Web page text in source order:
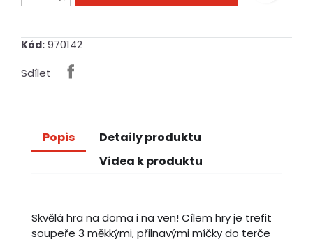
Kód: 970142
Sdílet
Popis
Detaily produktu
Videa k produktu
Skvělá hra na doma i na ven! Cílem hry je trefit
soupeře 3 měkkými, přilnavými míčky do terče